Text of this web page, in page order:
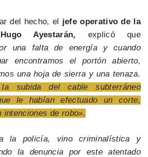
del hecho, el jefe operativo de la
Ayestarán, explicó que
una falta de energía y cuando
encontramos el portón abierto,
una hoja de sierra y una tenaza.
subida del cable subterráneo
le habían efectuado un corte,
intenciones de robo».
la policía, vino criminalística y
la denuncia por este atentado